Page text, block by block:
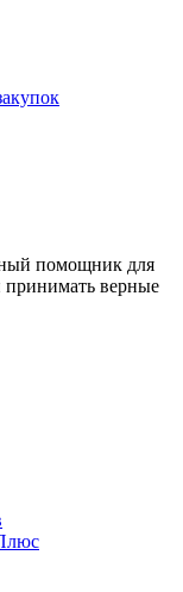
помощник для
верные